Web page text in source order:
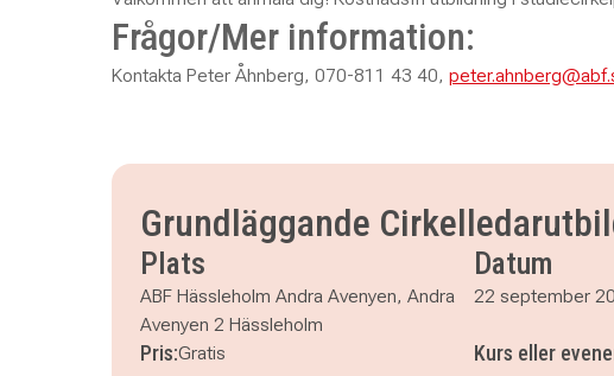
Frågor/Mer information:
Kontakta Peter Åhnberg, 070-811 43 40,
Grundläggande
Plats
ABF Hässleholm Andra Avenyen, Andra
Avenyen 2 Hässleholm
Datum
22 september
Pris:Gratis Kurs eller